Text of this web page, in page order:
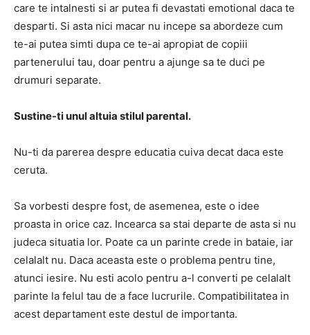
care te intalnesti si ar putea fi devastati emotional daca te
desparti. Si asta nici macar nu incepe sa abordeze cum
te-ai putea simti dupa ce te-ai apropiat de copiii
partenerului tau, doar pentru a ajunge sa te duci pe
drumuri separate.
Sustine-ti unul altuia stilul parental.
Nu-ti da parerea despre educatia cuiva decat daca este
ceruta.
Sa vorbesti despre fost, de asemenea, este o idee
proasta in orice caz. Incearca sa stai departe de asta si nu
judeca situatia lor. Poate ca un parinte crede in bataie, iar
celalalt nu. Daca aceasta este o problema pentru tine,
atunci iesire. Nu esti acolo pentru a-l converti pe celalalt
parinte la felul tau de a face lucrurile. Compatibilitatea in
acest departament este destul de importanta.